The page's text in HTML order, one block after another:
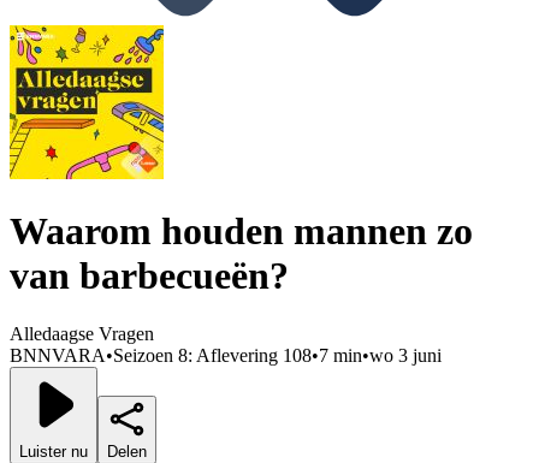
Waarom houden mannen zo
van barbecueën?
Alledaagse Vragen
BNNVARA•Seizoen 8: Aflevering 108•7 min•wo 3 juni
Luister nu Delen